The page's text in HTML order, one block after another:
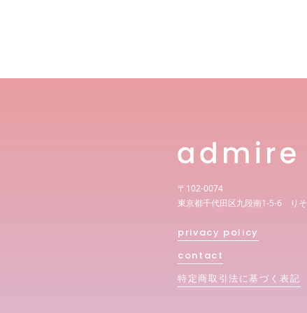
〒102-0074
東京都千代田区九段南1-5-6 り
privacy policy
contact
特定商取引法に基づく表記